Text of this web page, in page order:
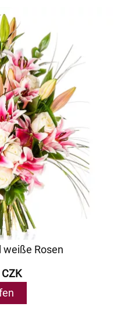
weiße Rosen